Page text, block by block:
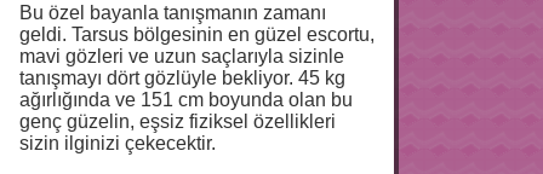
Bu özel bayanla tanışmanın zamanı
geldi. Tarsus bölgesinin en güzel escortu,
mavi gözleri ve uzun saçlarıyla sizinle
tanışmayı dört gözlüyle bekliyor. 45 kg
ağırlığında ve 151 cm boyunda olan bu
genç güzelin, eşsiz fiziksel özellikleri
sizin ilginizi çekecektir.